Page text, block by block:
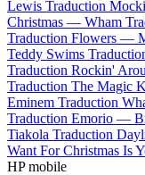
Lewis Traduction
Christmas — Wham
Traduction Flowers —
Teddy Swims
Traduction Rockin'
Traduction The Magic
Eminem Traduction
Traduction Emorio —
Tiakola Traduction
Want For Christmas Is
HP mobile